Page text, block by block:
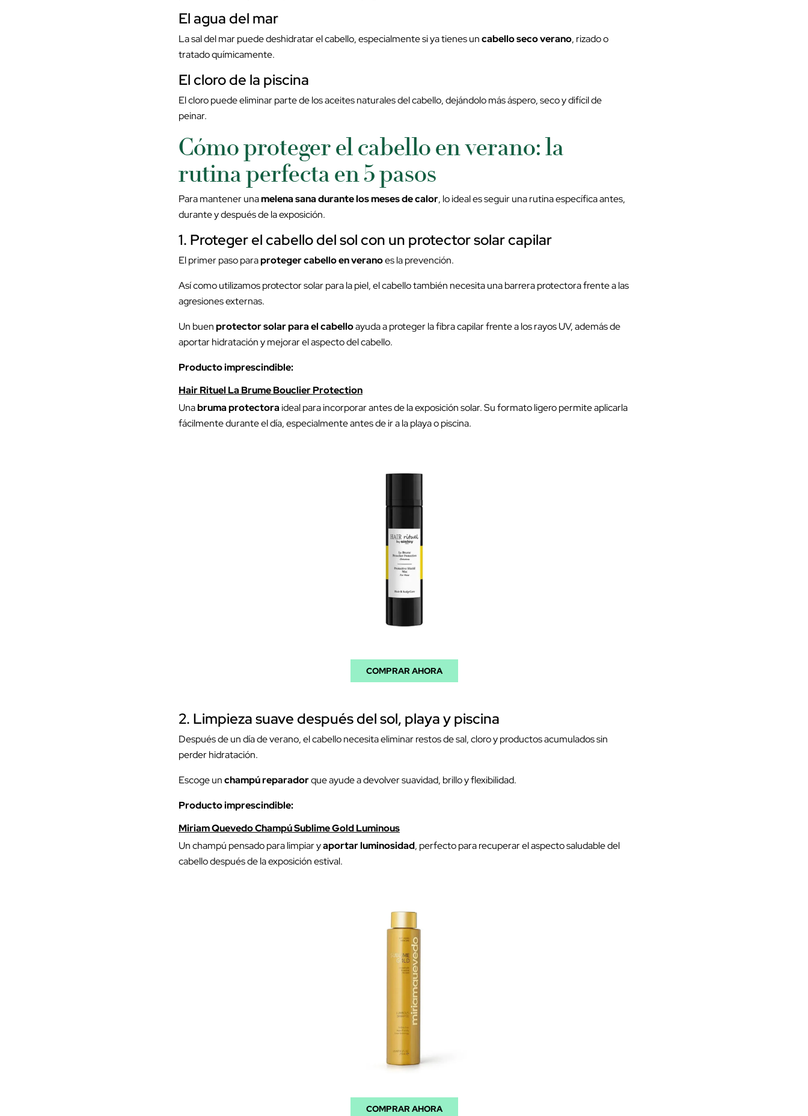
El agua del mar
La sal del mar puede deshidratar el cabello, especialmente si ya tienes uncabello seco verano, rizado o
tratado químicamente.
El cloro de la piscina
El cloro puede eliminar parte de los aceites naturales del cabello, dejándolo más áspero, seco y difícil de
peinar.
Cómo proteger el cabello en verano: la
rutina perfecta en 5 pasos
Para mantener unamelena sanadurante los meses de calor, lo ideal es seguir una rutina específica antes,
durante y después de la exposición.
1. Proteger el cabello del sol con un protector solar capilar
El primer paso paraproteger cabello en veranoes la prevención.
Así como utilizamos protector solar para la piel, el cabello también necesita una barrera protectora frente a las
agresiones externas.
Un buenprotector solar para el cabelloayuda a proteger la fibra capilar frente a los rayos UV, además de
aportar hidratación y mejorar el aspecto del cabello.
Producto imprescindible:
Hair Rituel La Brume Bouclier Protection
Unabruma protectoraideal para incorporar antes de la exposición solar. Su formato ligero permite aplicarla
fácilmente durante el día, especialmente antes de ir a la playa o piscina.
COMPRAR AHORA
2. Limpieza suave después del sol, playa y piscina
Después de un día de verano, el cabello necesita eliminar restos de sal, cloro y productos acumulados sin
perder hidratación.
Escoge unchampú reparadorque ayude a devolver suavidad, brillo y flexibilidad.
Producto imprescindible:
Miriam Quevedo Champú Sublime Gold Luminous
Un champú pensado para limpiar yaportar luminosidad, perfecto para recuperar el aspecto saludable del
cabello después de la exposición estival.
COMPRAR AHORA